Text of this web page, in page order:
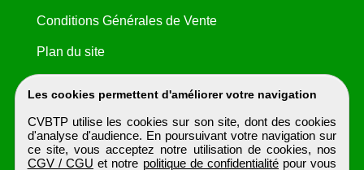
Les cookies permettent d'améliorer votre navigation
CVBTP utilise les cookies sur son site, dont des cookies
d'analyse d'audience. En poursuivant votre navigation sur
ce site, vous acceptez notre utilisation de cookies, nos
CGV / CGU et notre politique de confidentialité pour vous
Conditions Générales de Vente
Plan du site